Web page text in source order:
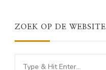
ZOEK OP DE WEBSITE
Looking